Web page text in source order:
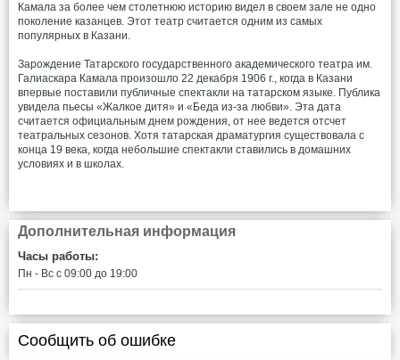
Камала за более чем столетнюю историю видел в своем зале не одно
поколение казанцев. Этот театр считается одним из самых
популярных в Казани.
Зарождение Татарского государственного академического театра им.
Галиаскара Камала произошло 22 декабря 1906 г., когда в Казани
впервые поставили публичные спектакли на татарском языке. Публика
увидела пьесы «Жалкое дитя» и «Беда из-за любви». Эта дата
считается официальным днем рождения, от нее ведется отсчет
театральных сезонов. Хотя татарская драматургия существовала с
конца 19 века, когда небольшие спектакли ставились в домашних
условиях и в школах.
Дополнительная информация
Часы работы:
Пн - Вс c 09:00 до 19:00
Сообщить об ошибке